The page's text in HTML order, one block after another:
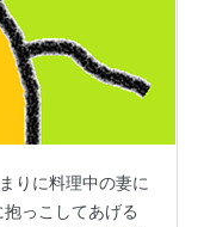
りに料理中の妻に
っこしてあげる